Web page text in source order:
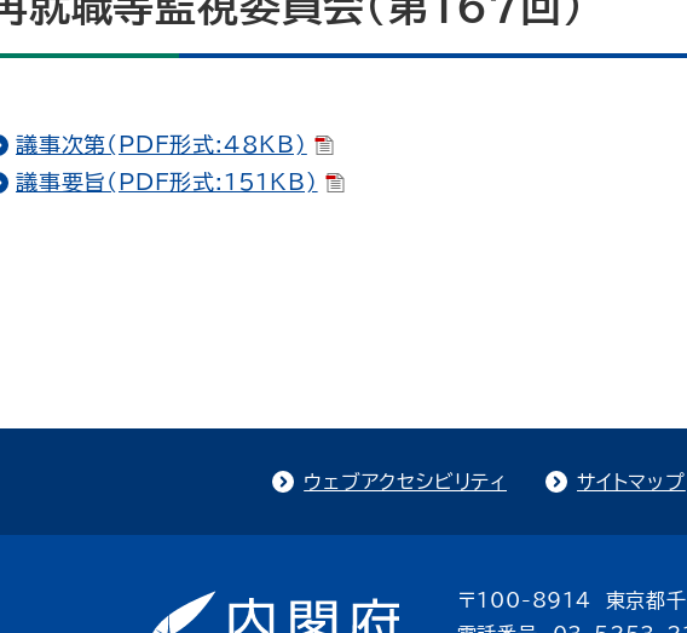
議事次第(PDF形式:48KB)
議事要旨(PDF形式:151KB)
ウェブアクセシビリティ サイトマップ
〒100-8914 東京都千